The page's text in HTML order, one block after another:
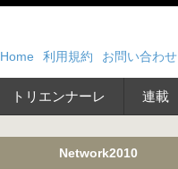
Home 利用規約 お問い合わせ
トリエンナーレ 連載
Network2010